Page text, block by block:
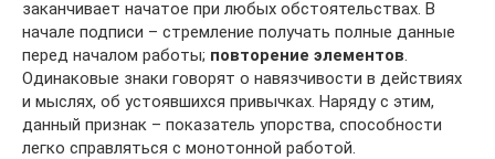
заканчивает начатое при любых обстоятельствах. В
начале подписи – стремление получать полные данные
перед началом работы; повторение элементов.
Одинаковые знаки говорят о навязчивости в действиях
и мыслях, об устоявшихся привычках. Наряду с этим,
данный признак – показатель упорства, способности
легко справляться с монотонной работой.